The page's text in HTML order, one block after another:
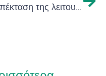
Eπέκταση της λειτουργίας της θερμοκοιτίδας επιχειρήσεων του Επιστημονικού και Τεχνολογικού Πάρκου Κρήτης (ΕΤΕΠ Κρήτης) στα Χανιά – Υπογραφή Σημαντικής Συμφωνίας Συνεργασίας